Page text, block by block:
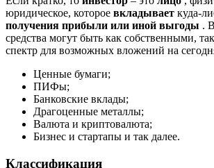
юридическое, которое вкладывает куда-
получения прибыли или иной выгоды .
средства могут быть как собственными,
спектр для возможных вложений на
Ценные бумаги;
ПИФы;
Банковские вклады;
Драгоценные металлы;
Валюта и криптовалюта;
Бизнес и стартапы и так далее.
Классификация